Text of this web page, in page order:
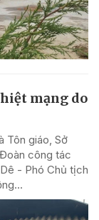
mạng do
Tôn giáo, Sở
công tác
- Phó Chủ tịch